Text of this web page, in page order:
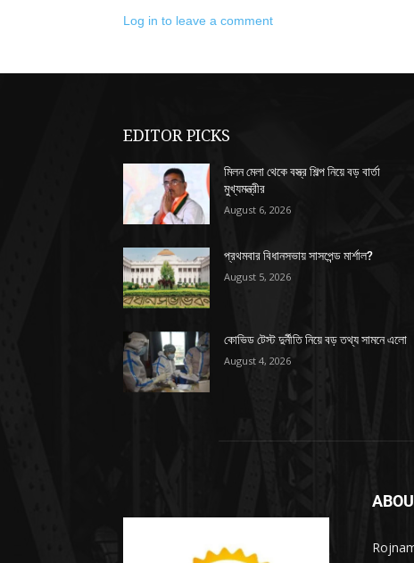
Log in to leave a comment
EDITOR PICKS
মিলন মেলা থেকে বস্ত্র শিল্প নিয়ে বড় বার্তা
মুখ্যমন্ত্রীর
August 6, 2026
প্রথমবার বিধানসভায় সাসপেন্ড মার্শাল?
August 5, 2026
কোভিড টেস্ট দুর্নীতি নিয়ে বড় তথ্য সামনে এলো
August 4, 2026